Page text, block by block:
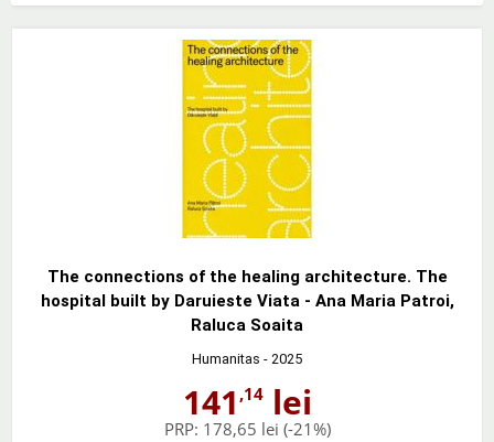
The connections of the healing architecture. The
hospital built by Daruieste Viata - Ana Maria Patroi,
Raluca Soaita
Humanitas - 2025
141 ,14lei
PRP: 178,65 lei (-21%)